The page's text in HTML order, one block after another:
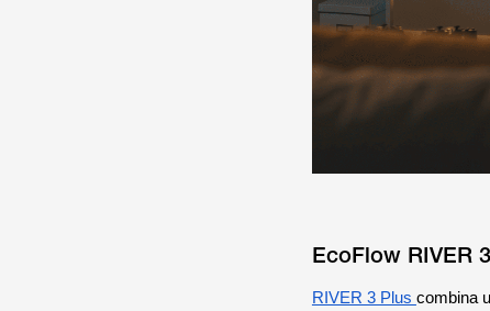
EcoFlow RIVER
RIVER 3 Plus combina